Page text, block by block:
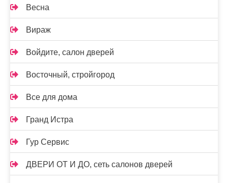
Весна
Вираж
Войдите, салон дверей
Восточный, стройгород
Все для дома
Гранд Истра
Гур Сервис
ДВЕРИ ОТ И ДО, сеть салонов дверей